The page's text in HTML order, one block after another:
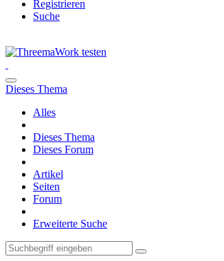
Registrieren
Suche
Dieses Thema
Alles
Dieses Thema
Dieses Forum
Artikel
Seiten
Forum
Erweiterte Suche